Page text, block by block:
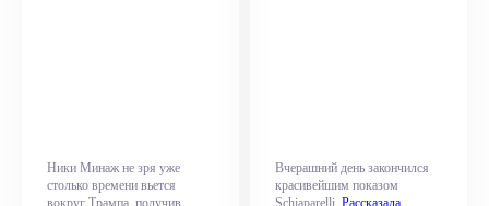
Ники Минаж не зря уже
столько времени вьется
вокруг Трампа, получив
Вчерашний день закончился
красивейшим показом
Schiaparelli. Рассказала